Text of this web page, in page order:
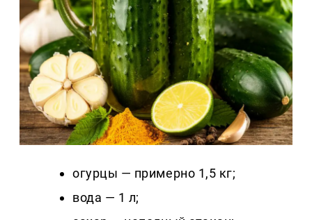
огурцы — примерно 1,5 кг;
вода — 1 л;